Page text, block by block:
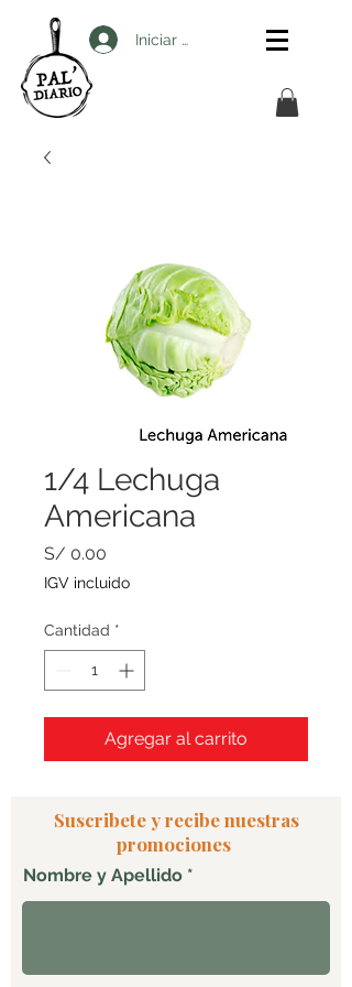
Iniciar sesión
1/4 Lechuga
Americana
S/ 0.00
IGV incluido
Cantidad *
Agregar al carrito
Suscribete y recibe nuestras
promociones
Nombre y Apellido